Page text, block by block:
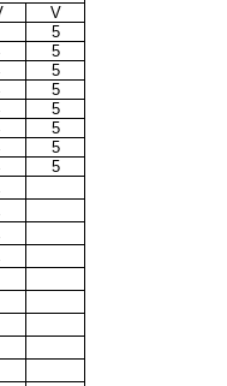
V
5
5
5
5
5
5
5
5